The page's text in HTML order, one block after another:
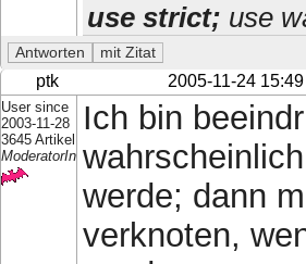
use strict; use
ptk 2005-11-24 15:49
User since
2003-11-28
3645 Artikel
ModeratorIn
Ich bin
werde; dann
verknoten,